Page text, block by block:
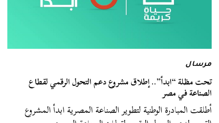
مرسال
تحت مظلة “ابدأ”.. إطلاق مشروع دعم التحول الرقمي لقطاع
الصناعة في مصر
أطلقت المبادرة الوطنية لتطوير الصناعة المصرية ابدأ المشروع